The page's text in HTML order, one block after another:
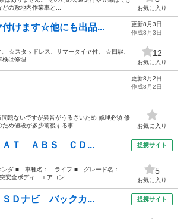
の敷地内作業車と...
お気に入り
けます☆他にも出品...
☆スタッドレス、サマータイヤ付。 ☆四駆、
は修理...
更新8月3日
作成8月3日
12
お気に入り
題ないですが異音がうるさいため 修理必須 修
め値段が多少前後する事...
更新8月2日
作成8月2日
お気に入り
ＡＴ ＡＢＳ ＣＤ...
ダ ■ 車種名： ライフ ■ グレード名：
全ボディ エアコン...
提携サイト
5
お気に入り
Ｄナビ バックカ... 提携サイト